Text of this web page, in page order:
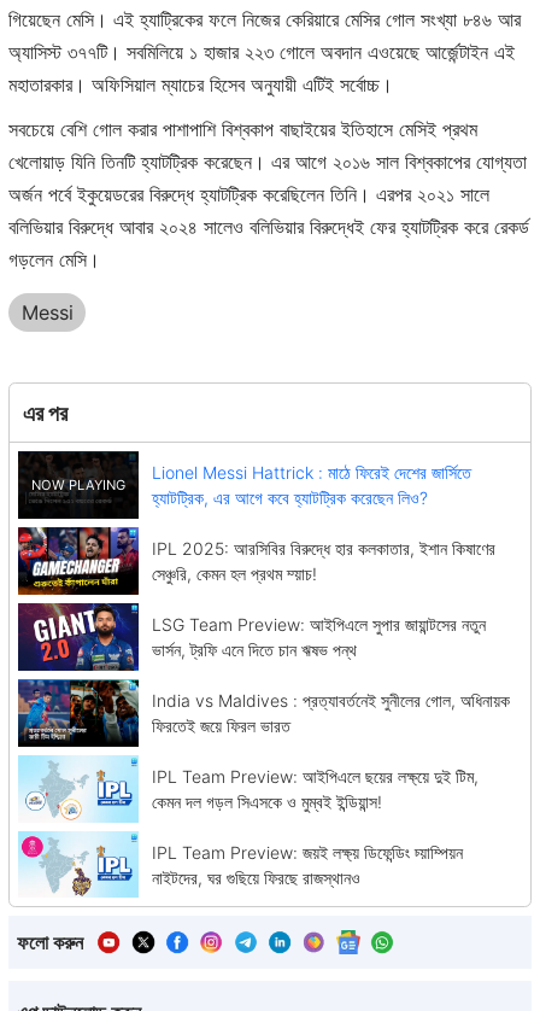
গিয়েছেন মেসি। এই হ্যাট্রিকের ফলে নিজের কেরিয়ারে মেসির গোল সংখ্যা ৮৪৬ আর
অ্যাসিস্ট ৩৭৭টি। সবমিলিয়ে ১ হাজার ২২৩ গোলে অবদান এওয়েছে আর্জেন্টাইন এই
মহাতারকার। অফিসিয়াল ম্যাচের হিসেব অনুযায়ী এটিই সর্বোচ্চ।
সবচেয়ে বেশি গোল করার পাশাপাশি বিশ্বকাপ বাছাইয়ের ইতিহাসে মেসিই প্রথম
খেলোয়াড় যিনি তিনটি হ্যাটট্রিক করেছেন। এর আগে ২০১৬ সাল বিশ্বকাপের যোগ্যতা
অর্জন পর্বে ইকুয়েডরের বিরুদ্ধে হ্যাটট্রিক করেছিলেন তিনি। এরপর ২০২১ সালে
বলিভিয়ার বিরুদ্ধে আবার ২০২৪ সালেও বলিভিয়ার বিরুদ্ধেই ফের হ্যাটট্রিক করে রেকর্ড
গড়লেন মেসি।
Messi
এর পর
Lionel Messi Hattrick : মাঠে ফিরেই দেশের জার্সিতে
হ্যাটট্রিক, এর আগে কবে হ্যাটট্রিক করেছেন লিও?
IPL 2025: আরসিবির বিরুদ্ধে হার কলকাতার, ইশান কিষাণের
সেঞ্চুরি, কেমন হল প্রথম ম্য়াচ!
LSG Team Preview: আইপিএলে সুপার জায়ান্টসের নতুন
ভার্সন, ট্রফি এনে দিতে চান ঋষভ পন্থ
India vs Maldives : প্রত্যাবর্তনেই সুনীলের গোল, অধিনায়ক
ফিরতেই জয়ে ফিরল ভারত
IPL Team Preview: আইপিএলে ছয়ের লক্ষ্য়ে দুই টিম,
কেমন দল গড়ল সিএসকে ও মুম্বই ইন্ডিয়ান্স!
IPL Team Preview: জয়ই লক্ষ্য় ডিফেন্ডিং চ্য়াম্পিয়ন
নাইটদের, ঘর গুছিয়ে ফিরছে রাজস্থানও
ফলো করুন